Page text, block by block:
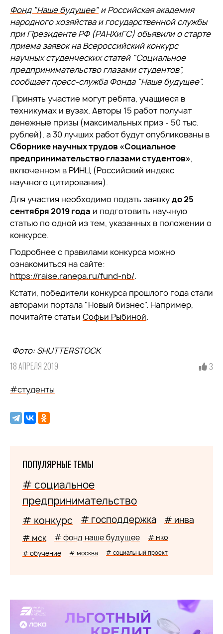
Фонд "Наше будущее"и Российская академия
народного хозяйства и государственной службы
при Президенте РФ (РАНХиГС) объявили о старте
приема заявок на Всероссийский конкурс
научных студенческих статей "Социальное
предпринимательство глазами студентов",
сообщает пресс-служба Фонда "Наше будущее".
Принять участие могут ребята, учащиеся в
техникумах и вузах. Авторы 15 работ получат
денежные призы (максимальных приз - 50 тыс.
рублей), а 30 лучших работ будут опубликованы в
Сборнике научных трудов «Социальное
предпринимательство глазами студентов»,
включенном в РИНЦ (Российский индекс
научного цитирования).
Для участия необходимо подать заявкудо 25
сентября 2019 года и подготовить научную
статью по одной из тем, указанных в положении о
конкурсе.
Подробнее с правилами конкурса можно
ознакомиться на сайте:
https://raise.ranepa.ru/fund-nb/.
Кстати, победители конкурса прошлого года стали
авторами портала "Новый бизнес". Например,
почитайте статьи Софьи Рыбиной.
Фото: SHUTTERSTOCK
18 АПРЕЛЯ 2019 3
#студенты
ПОПУЛЯРНЫЕ ТЕМЫ
# социальное
предпринимательство
# конкурс # господдержка # инва
# мск # фонд наше будущее # нко
# обучение # москва # социальный проект